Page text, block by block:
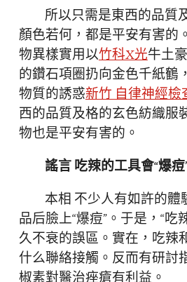
所以只需是東西的品質
顏色若何，都是平安有害的
物異樣實用以竹科X光牛土
的鑽石項圈扔向金色千紙鶴
物質的誘惑新竹 自律神經檢
西的品質及格的玄色紡織服
物也是平安有害的。
謠言 吃辣的工具會“爆痘
本相 不少人有如許的體
品后臉上“爆痘”。于是，“吃
久不衰的誤區。實在，吃辣
什么聯絡接觸。反而有研討
椒素對醫治痤瘡有利益。